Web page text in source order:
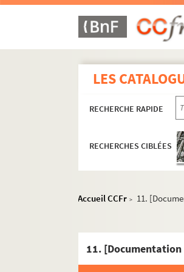
LES
RECHERCHE RAPIDE
RECHERCHES CIBLÉES
Accueil CCFr > 11.
11.